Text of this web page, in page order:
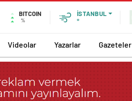
BITCOIN
%
İSTANBUL
°
Videolar Yazarlar Gazeteler